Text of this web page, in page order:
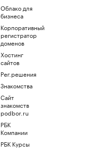
Облако для
бизнеса
Корпоративный
регистратор
доменов
Хостинг
сайтов
Рег.решения
Знакомства
Сайт
знакомств
podbor.ru
РБК
Компании
РБК Курсы